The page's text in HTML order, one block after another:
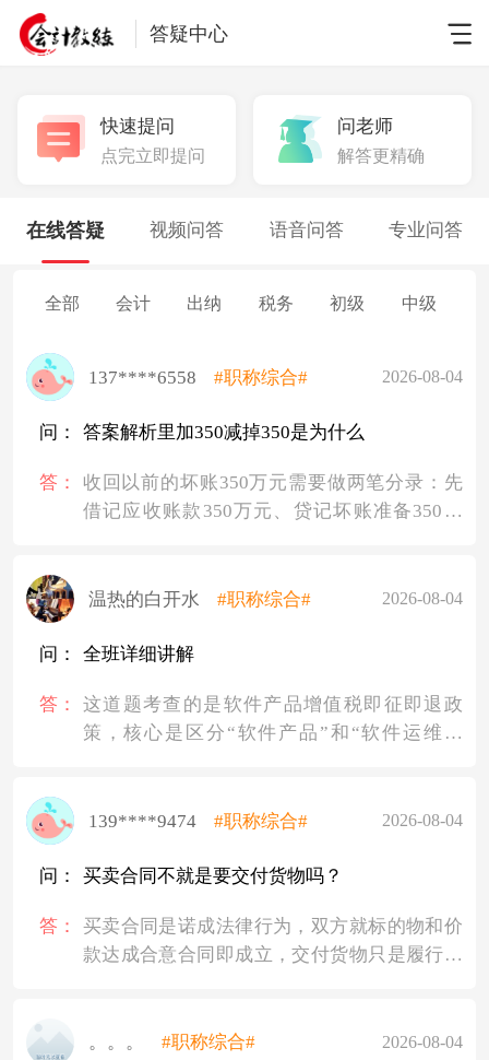
答疑中心
快速提问
点完立即提问
问老师
解答更精确
在线答疑 视频问答 语音问答 专业问答
全部 会计 出纳 税务 初级 中级
137****6558 #职称综合# 2026-08-04
问： 答案解析里加350减掉350是为什么
答：
收回以前的坏账350万元需要做两笔分录：先
借记应收账款350万元、贷记坏账准备350万
应收账款减少。因此应收账款先加350再减
增加350万元，导致年末调整前坏账准备余额
前余额仍写300，这里可能有笔误，或者解析
省略了坏账准备增加的处理？实际上按解析思
解析中坏账准备调整前余额300是未考虑收回
问的是加350减350，就回答这两个350分别代
应收账款。
温热的白开水 #职称综合# 2026-08-04
问： 全班详细讲解
答：
这道题考查的是软件产品增值税即征即退政
策，核心是区分“软件产品”和“软件运维服
13%税率征收增值税后，对实际税负超过3%的
件产品”收入，不包括运维服务收入。
是运维服务。软件产品和运维服务属于不同增
值税应税项目，但共同使用了购进材料，所以
用于计算软件产品的增值税税负。
139****9474 #职称综合# 2026-08-04
问： 买卖合同不就是要交付货物吗？
答：
买卖合同是诺成法律行为，双方就标的物和价
款达成合意合同即成立，交付货物只是履行合
成立要件，所以对应选项是ABD。
。。。 #职称综合# 2026-08-04